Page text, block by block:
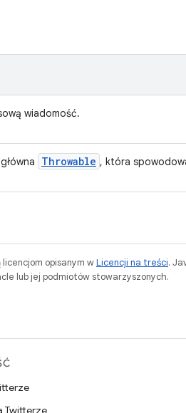
wiadomość.
Throwable , która
opisanym wLicencji na treści.
lub jej podmiotów stowarzyszonych.
Twitterze